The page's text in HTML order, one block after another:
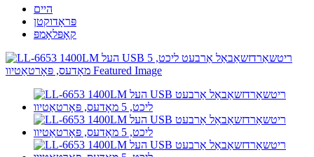
היים
פּראָדוקטן
קאָפּלאָמפּ